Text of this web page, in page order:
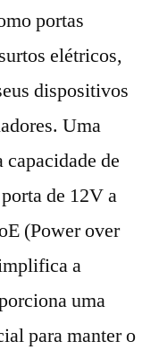
portas
elétricos,
dispositivos
Uma
de
de 12V a
(Power over
a
uma
para manter o